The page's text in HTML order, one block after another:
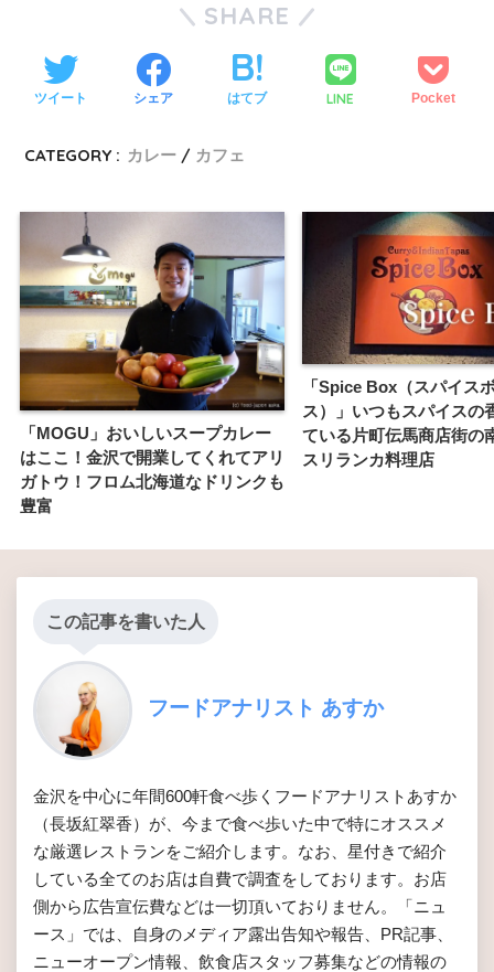
SHARE
ツイート シェア はてブ LINE Pocket
CATEGORY : カレー カフェ
「MOGU」おいしいスープカレー
はここ！金沢で開業してくれてアリ
ガトウ！フロム北海道なドリンクも
豊富
「Spice Box（スパイス
ス）」いつもスパイスの
ている片町伝馬商店街の
スリランカ料理店
この記事を書いた人
フードアナリスト あすか
金沢を中心に年間600軒食べ歩くフードアナリストあすか
（長坂紅翠香）が、今まで食べ歩いた中で特にオススメ
な厳選レストランをご紹介します。なお、星付きで紹介
している全てのお店は自費で調査をしております。お店
側から広告宣伝費などは一切頂いておりません。「ニュ
ース」では、自身のメディア露出告知や報告、PR記事、
ニューオープン情報、飲食店スタッフ募集などの情報の